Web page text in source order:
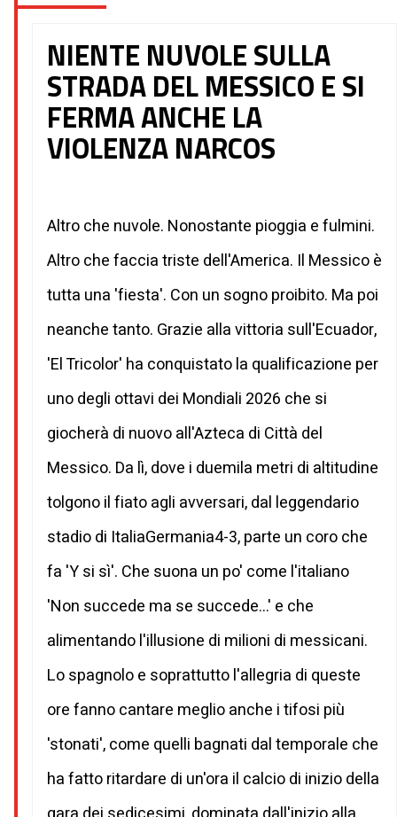
NIENTE NUVOLE SULLA
STRADA DEL MESSICO E SI
FERMA ANCHE LA
VIOLENZA NARCOS
Altro che nuvole. Nonostante pioggia e fulmini.
Altro che faccia triste dell'America. Il Messico è
tutta una 'fiesta'. Con un sogno proibito. Ma poi
neanche tanto. Grazie alla vittoria sull'Ecuador,
'El Tricolor' ha conquistato la qualificazione per
uno degli ottavi dei Mondiali 2026 che si
giocherà di nuovo all'Azteca di Città del
Messico. Da lì, dove i duemila metri di altitudine
tolgono il fiato agli avversari, dal leggendario
stadio di ItaliaGermania4-3, parte un coro che
fa 'Y si sì'. Che suona un po' come l'italiano
'Non succede ma se succede...' e che
alimentando l'illusione di milioni di messicani.
Lo spagnolo e soprattutto l'allegria di queste
ore fanno cantare meglio anche i tifosi più
'stonati', come quelli bagnati dal temporale che
ha fatto ritardare di un'ora il calcio di inizio della